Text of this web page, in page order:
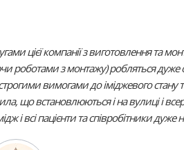
цієї компанії з виготовлення та
роботами з монтажу) робляться
строгими вимогами до іміджевого
що встановлюються і на вулиці і
і всі пацієнти та співробітники